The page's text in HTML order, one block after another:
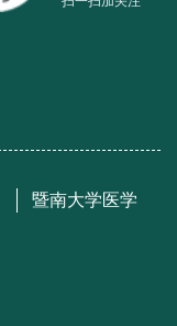
暨南大学医学